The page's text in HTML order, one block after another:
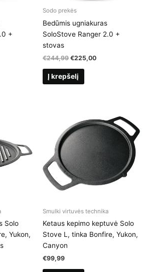
+
Sodo prekės
Bedūmis ugniakuras
SoloStove Ranger 2.0 +
stovas
€244,99 Original
was:
€244,99.
€225,00Current
Į krepšelį
Solo
Yukon,
Smulki virtuvės technika
Ketaus kepimo keptuvė Solo
Stove L, tinka Bonfire, Yukon,
Canyon
€99,99